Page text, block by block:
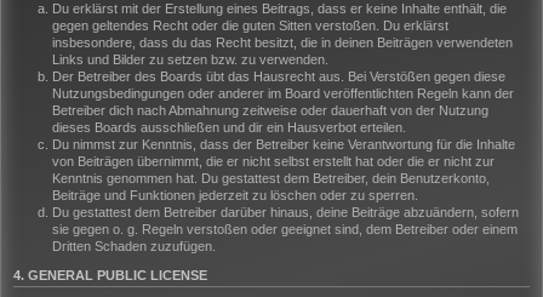
Du erklärst mit der Erstellung eines Beitrags, dass er keine Inhalte enthält, die
gegen geltendes Recht oder die guten Sitten verstoßen. Du erklärst
insbesondere, dass du das Recht besitzt, die in deinen Beiträgen verwendeten
Links und Bilder zu setzen bzw. zu verwenden.
Der Betreiber des Boards übt das Hausrecht aus. Bei Verstößen gegen diese
Nutzungsbedingungen oder anderer im Board veröffentlichten Regeln kann der
Betreiber dich nach Abmahnung zeitweise oder dauerhaft von der Nutzung
dieses Boards ausschließen und dir ein Hausverbot erteilen.
Du nimmst zur Kenntnis, dass der Betreiber keine Verantwortung für die Inhalte
von Beiträgen übernimmt, die er nicht selbst erstellt hat oder die er nicht zur
Kenntnis genommen hat. Du gestattest dem Betreiber, dein Benutzerkonto,
Beiträge und Funktionen jederzeit zu löschen oder zu sperren.
Du gestattest dem Betreiber darüber hinaus, deine Beiträge abzuändern, sofern
sie gegen o. g. Regeln verstoßen oder geeignet sind, dem Betreiber oder einem
Dritten Schaden zuzufügen.
4. GENERAL PUBLIC LICENSE